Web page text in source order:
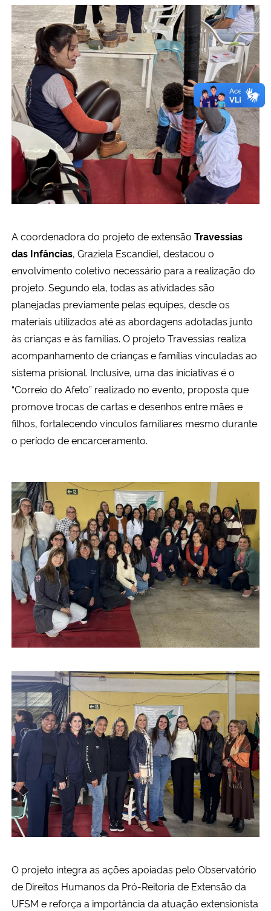
A coordenadora do projeto de extensão Travessias
das Infâncias, Graziela Escandiel, destacou o
envolvimento coletivo necessário para a realização do
projeto. Segundo ela, todas as atividades são
planejadas previamente pelas equipes, desde os
materiais utilizados até as abordagens adotadas junto
às crianças e às famílias. O projeto Travessias realiza
acompanhamento de crianças e famílias vinculadas ao
sistema prisional. Inclusive, uma das iniciativas é o
“Correio do Afeto” realizado no evento, proposta que
promove trocas de cartas e desenhos entre mães e
filhos, fortalecendo vínculos familiares mesmo durante
o período de encarceramento.
O projeto integra as ações apoiadas pelo Observatório
de Direitos Humanos da Pró-Reitoria de Extensão da
UFSM e reforça a importância da atuação extensionista